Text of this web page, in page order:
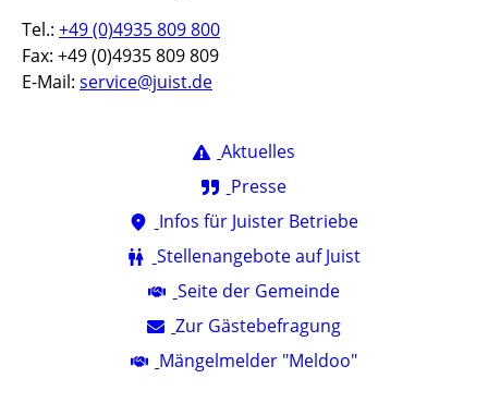
Tel.: +49 (0)4935 809 800
Fax: +49 (0)4935 809 809
E-Mail: service@juist.de
Aktuelles
Presse
Infos für Juister Betriebe
Stellenangebote auf Juist
Seite der Gemeinde
Zur Gästebefragung
Mängelmelder "Meldoo"